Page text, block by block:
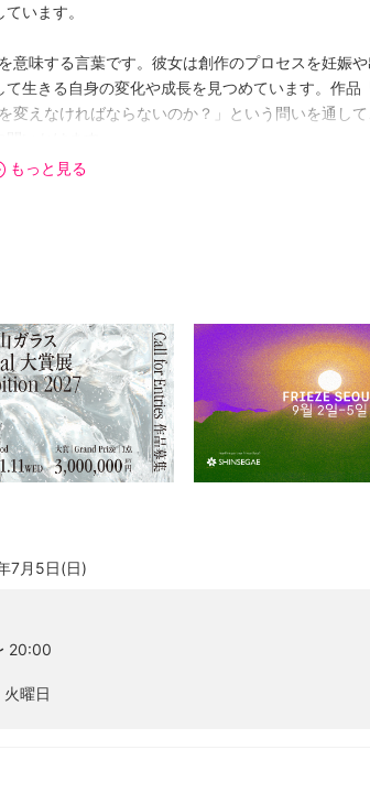
います。
味する言葉です。彼女は創作のプロセスを妊娠
生きる自身の変化や成長を見つめています。作品
変えなければならないのか？」という問いを通し
もっと見る
7月5日(日)
20:00
火曜日